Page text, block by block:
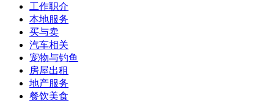
工作职介
本地服务
买与卖
汽车相关
宠物与钓鱼
房屋出租
地产服务
餐饮美食